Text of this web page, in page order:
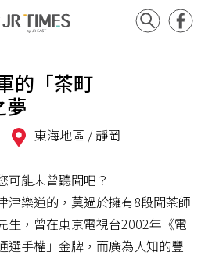
的「茶町
夢
東海地區 / 靜岡
可能未曾聽聞吧？
津樂道的，莫過於擁有8段聞茶師
生，曾在東京電視台2002年《電
選手權」金牌，而廣為人知的豐